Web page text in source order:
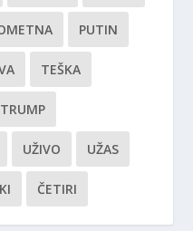
PUTIN
TEŠKA
TRUMP
UŽIVO UŽAS
ČETIRI